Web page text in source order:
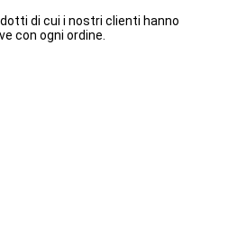
di cui i nostri clienti hanno
con ogni ordine.